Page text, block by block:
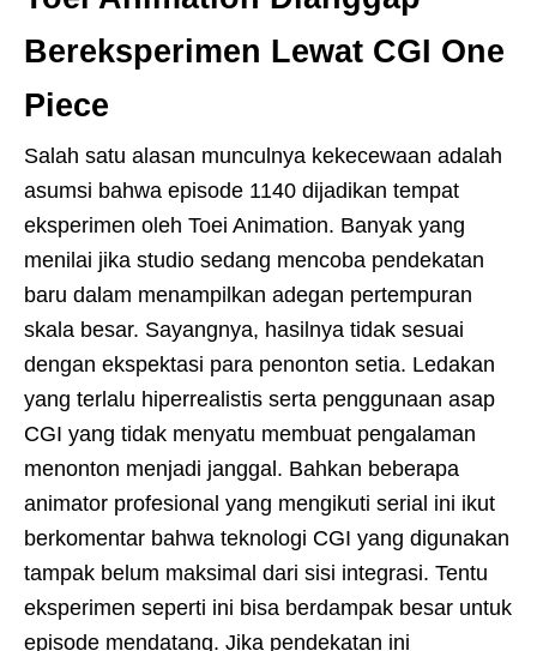
Bereksperimen Lewat CGI One
Piece
Salah satu alasan munculnya kekecewaan adalah
asumsi bahwa episode 1140 dijadikan tempat
eksperimen oleh Toei Animation. Banyak yang
menilai jika studio sedang mencoba pendekatan
baru dalam menampilkan adegan pertempuran
skala besar. Sayangnya, hasilnya tidak sesuai
dengan ekspektasi para penonton setia. Ledakan
yang terlalu hiperrealistis serta penggunaan asap
CGI yang tidak menyatu membuat pengalaman
menonton menjadi janggal. Bahkan beberapa
animator profesional yang mengikuti serial ini ikut
berkomentar bahwa teknologi CGI yang digunakan
tampak belum maksimal dari sisi integrasi. Tentu
eksperimen seperti ini bisa berdampak besar untuk
episode mendatang. Jika pendekatan ini